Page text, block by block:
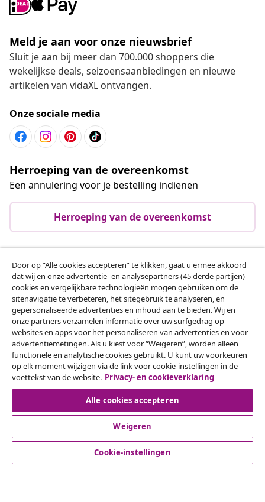
Meld je aan voor onze nieuwsbrief
Sluit je aan bij meer dan 700.000 shoppers die
wekelijkse deals, seizoensaanbiedingen en nieuwe
artikelen van vidaXL ontvangen.
Onze sociale media
Herroeping van de overeenkomst
Een annulering voor je bestelling indienen
Herroeping van de overeenkomst
Klantenservice
Zakelijk
vidaXL
Ontdek meer
© 2008-2026 vidaXL www.vidaxl.nl is een website van vidaXL
Door op “Alle cookies accepteren” te klikken, gaat u ermee akkoord
dat wij en onze advertentie- en analysepartners (45 derde partijen)
cookies en vergelijkbare technologieën mogen gebruiken om de
sitenavigatie te verbeteren, het sitegebruik te analyseren, en
gepersonaliseerde advertenties en inhoud aan te bieden. Wij en
onze partners verzamelen informatie over uw surfgedrag op
websites en apps voor het personaliseren van advertenties en voor
advertentiemetingen. Als u kiest voor “Weigeren”, worden alleen
functionele en analytische cookies gebruikt. U kunt uw voorkeuren
op elk moment wijzigen via de link voor cookie-instellingen in de
voettekst van de website. Privacy- en cookieverklaring
Alle cookies accepteren
Weigeren
Cookie-instellingen